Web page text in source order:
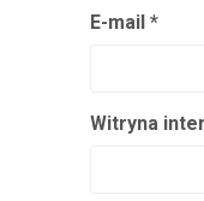
E-mail *
Witryna